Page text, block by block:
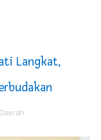
Antisipasi Banjir
Taput JTP
Langkat,
Daerah